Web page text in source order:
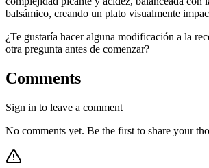
balsámico, creando un plato visualmente
¿Te gustaría hacer alguna modificación a la
otra pregunta antes de comenzar?
Comments
Sign in to leave a comment
No comments yet. Be the first to share your